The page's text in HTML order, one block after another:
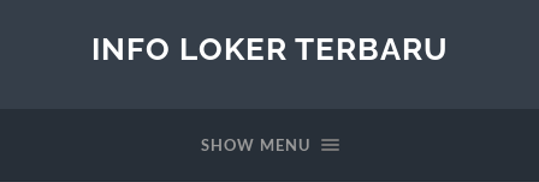
INFO LOKER TERBARU
SHOW MENU